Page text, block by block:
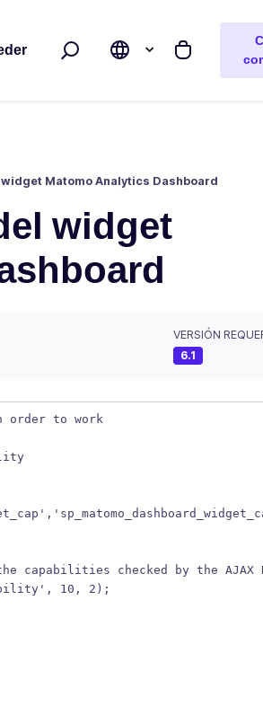
Buscar Mi carrito
Matomo Analytics Dashboard
widget
VERSIÓN
6.1
order to work
checked by the AJAX
10, 2);